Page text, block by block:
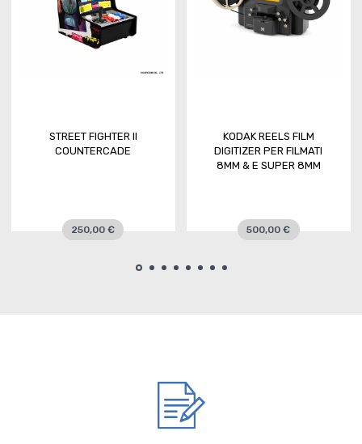
STREET FIGHTER II
COUNTERCADE
250,00 €
KODAK REELS FILM
DIGITIZER PER FILMATI
8MM & E SUPER 8MM
500,00 €